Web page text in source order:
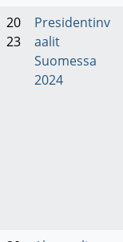
20
23
Presidentinv
aalit
Suomessa
2024